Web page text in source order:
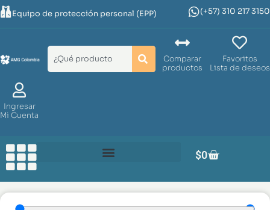
Equipo de protección personal (EPP) (+57) 310 217 3150
Comparar
productos
Favoritos
Lista de deseos
Ingresar
Mi Cuenta
$0